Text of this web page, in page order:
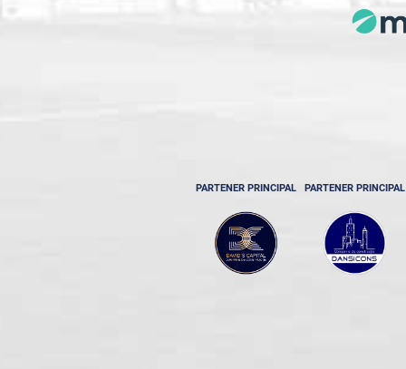
PARTENER PRINCIPAL PARTENER PRINCIPAL